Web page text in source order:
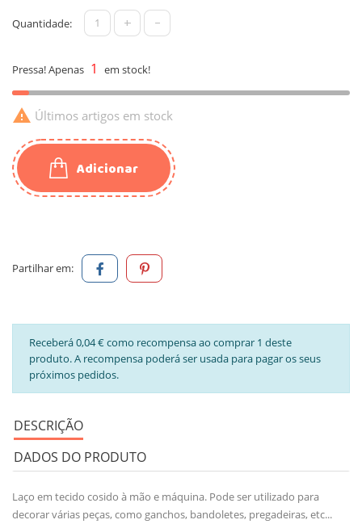
Quantidade: + -
Pressa! Apenas 1 em stock!
 Últimos artigos em stock
Adicionar
Partilhar em:
Receberá 0,04 € como recompensa ao comprar 1 deste
produto. A recompensa poderá ser usada para pagar os seus
próximos pedidos.
DESCRIÇÃO
DADOS DO PRODUTO
Laço em tecido cosido à mão e máquina. Pode ser utilizado para
decorar várias peças, como ganchos, bandoletes, pregadeiras, etc...